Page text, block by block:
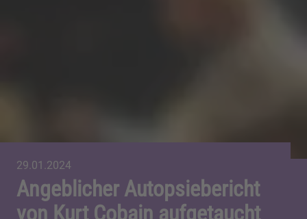
29.01.2024
Angeblicher Autopsiebericht
von Kurt Cobain aufgetaucht